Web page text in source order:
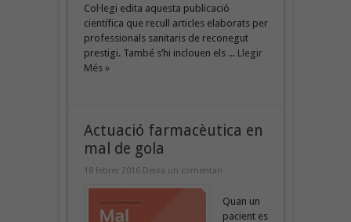
Col·legi edita aquesta publicació
científica que recull articles elaborats per
professionals sanitaris de reconegut
prestigi. També s’hi inclouen els ... Llegir
Més »
Actuació farmacèutica en
mal de gola
18 febrer 2016 Deixa un comentari
Quan un
pacient es